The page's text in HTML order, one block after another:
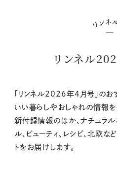
リンネル
「リンネル2026年4月号」の
いい暮らしやおしゃれの情報を
新付録情報のほか、ナチュラル
ル、ビューティ、レシピ、北欧な
トをお届けします。